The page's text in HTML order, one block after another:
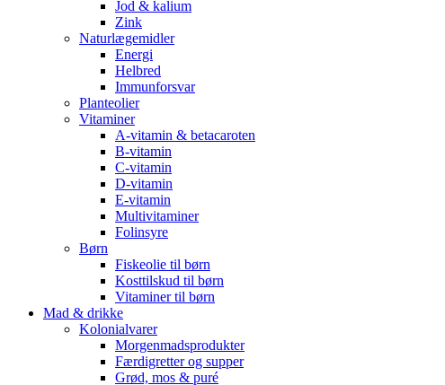
Jod & kalium
Zink
Naturlægemidler
Energi
Helbred
Immunforsvar
Planteolier
Vitaminer
A-vitamin & betacaroten
B-vitamin
C-vitamin
D-vitamin
E-vitamin
Multivitaminer
Folinsyre
Børn
Fiskeolie til børn
Kosttilskud til børn
Vitaminer til børn
Mad & drikke
Kolonialvarer
Morgenmadsprodukter
Færdigretter og supper
Grød, mos & puré